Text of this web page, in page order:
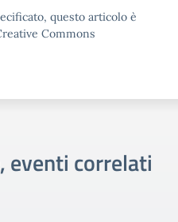
questo articolo è
Commons
eventi correlati